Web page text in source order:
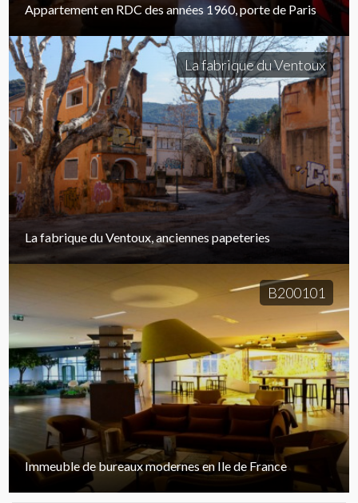
Appartement en RDC des années 1960, porte de Paris
La fabrique du Ventoux
La fabrique du Ventoux, anciennes papeteries
B200101
Immeuble de bureaux modernes en Ile de France